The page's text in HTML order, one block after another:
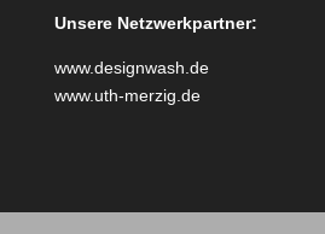
Unsere Netzwerkpartner:
www.designwash.de
www.uth-merzig.de